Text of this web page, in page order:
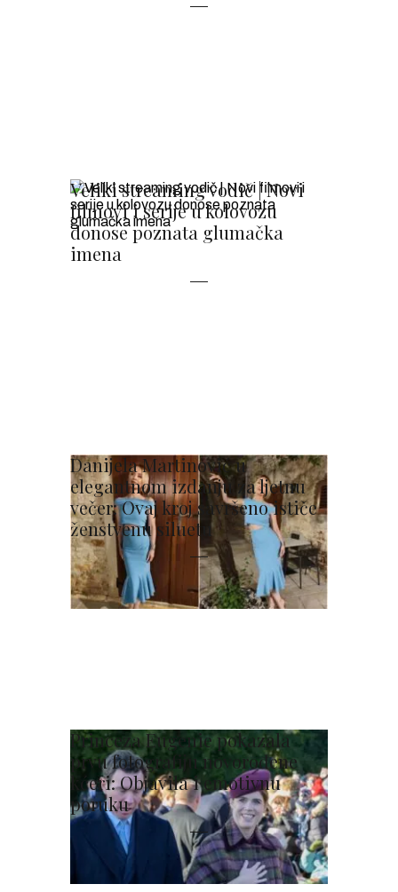
Veliki streaming vodič | Novi
filmovi i serije u kolovozu
donose poznata glumačka
imena
Danijela Martinović u
elegantnom izdanju za ljetnu
večer: Ovaj kroj savršeno ističe
ženstvenu siluetu
Princeza Eugenie pokazala
prvu fotografiju novorođene
kćeri: Objavila i emotivnu
poruku